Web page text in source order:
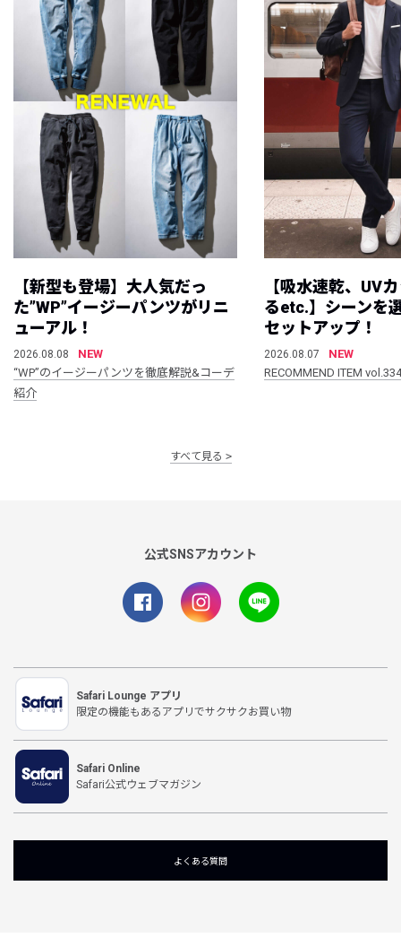
【新型も登場】大人気だっ
た”WP”イージーパンツがリニ
ューアル！
2026.08.08
NEW
“WP”のイージーパンツを徹底解説&コーデ
紹介
【吸水速乾、UV
るetc.】シーンを
セットアップ！
2026.08.07
NEW
RECOMMEND ITEM vol.334
すべて見る
公式SNSアカウント
Safari Lounge アプリ
限定の機能もあるアプリでサクサクお買い物
Safari Online
Safari公式ウェブマガジン
よくある質問